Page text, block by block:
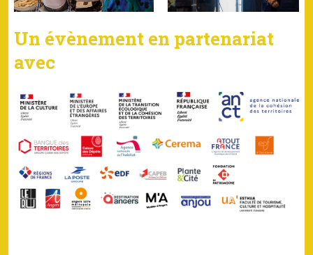
Un évènement en partenariat
avec